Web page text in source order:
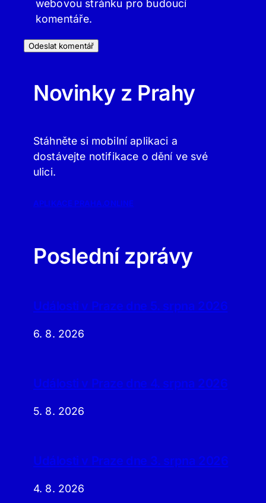
webovou stránku pro budoucí
komentáře.
Novinky z Prahy
Stáhněte si mobilní aplikaci a
dostávejte notifikace o dění ve své
ulici.
APLIKACE PRAHA.ONLINE
Poslední zprávy
Události v Praze dne 5. srpna 2026
6. 8. 2026
Události v Praze dne 4. srpna 2026
5. 8. 2026
Události v Praze dne 3. srpna 2026
4. 8. 2026